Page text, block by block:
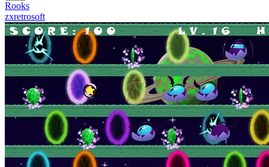
Rooks
zxretrosoft